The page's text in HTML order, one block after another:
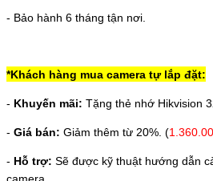
- Bảo hành 6 tháng tận nơi.
*Khách hàng mua camera tự lắp đặt:
- Khuyến mãi: Tặng thẻ nhớ Hikvision
- Giá bán: Giảm thêm từ 20%. (
- Hỗ trợ: Sẽ được kỹ thuật hướng dẫn